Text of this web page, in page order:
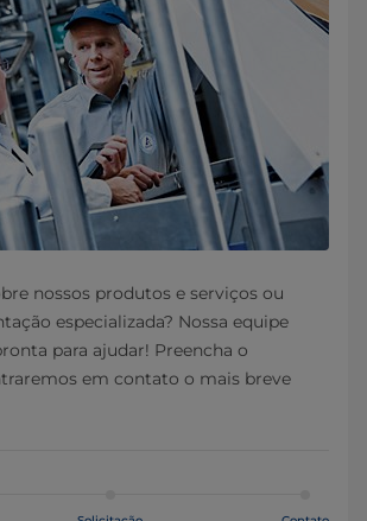
nossos produtos e serviços ou
especializada? Nossa equipe
para ajudar! Preencha o
em contato o mais breve